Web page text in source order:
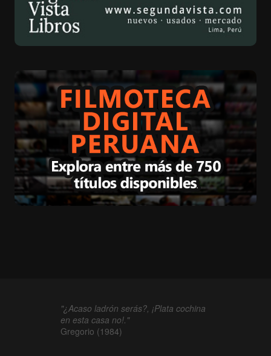
"¿Acaso ladrón serás?, ¡Plata cochina
en esta casa no!."
Gregorio (1984)